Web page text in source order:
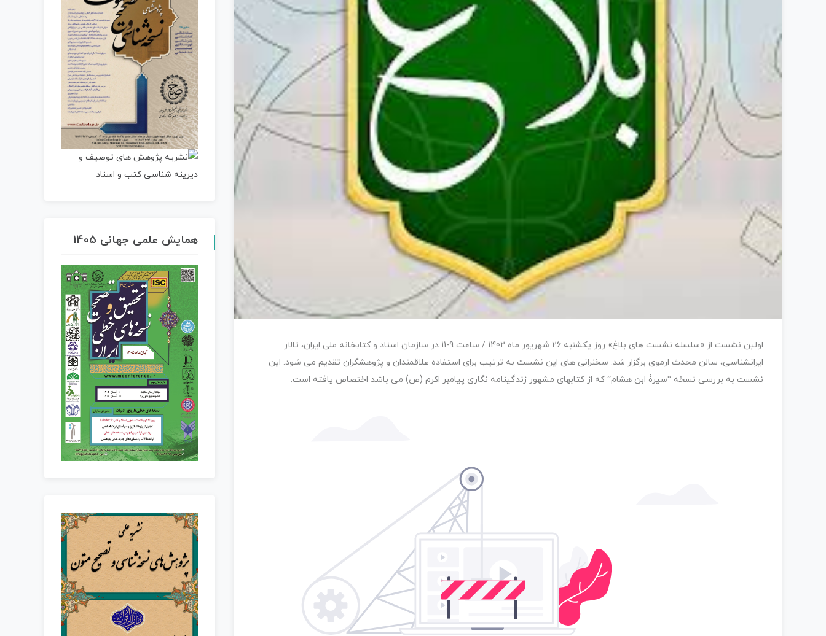
اولین نشست از «سلسله نشست های بلاغ» روز یکشنبه 26 شهریور ماه 1402 / ساعت 9-11 در سازمان اسناد و کتابخانه ملی ایران، تالار
ایرانشناسی، سالن محدث ارموی برگزار شد. سخنرانی های این نشست به ترتیب برای استفاده علاقمندان و پژوهشگران تقدیم می شود. این
نشست به بررسی نسخه “سیرۀ ابن هشام” که از کتابهای مشهور زندگینامه نگاری پیامبر اکرم (ص) می باشد اختصاص یافته است.
همایش علمی جهانی 1405